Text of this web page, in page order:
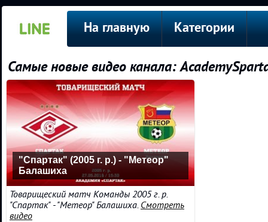
На главную Категории
Самые новые видео канала:
"Спартак" (2005 г. р.) - "Метеор"
Балашиха
Товарищеский матч Команды 2005 г. р.
"Спартак" - "Метеор" Балашиха. Смотреть
видео